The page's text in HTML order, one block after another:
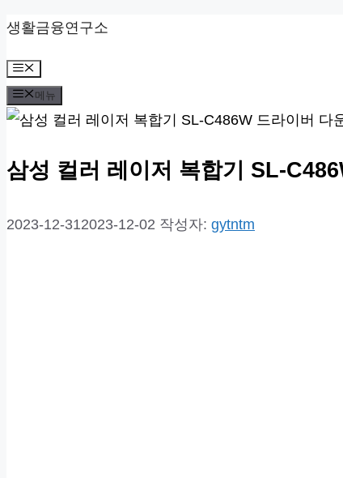
컨
츠
로
너
뛰
생활금융연구소
메
메뉴
삼성 컬러 레이저 복합기 SL-
2023-12-312023-12-02 작성자: gytntm